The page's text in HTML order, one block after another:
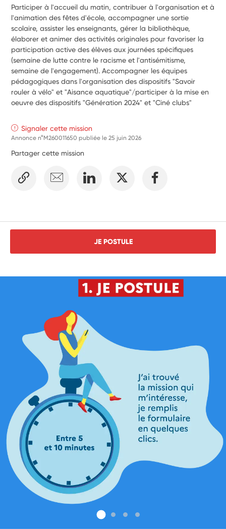
Participer à l'accueil du matin, contribuer à l'organisation et à
l'animation des fêtes d'école, accompagner une sortie
scolaire, assister les enseignants, gérer la bibliothèque,
élaborer et animer des activités originales pour favoriser la
participation active des élèves aux journées spécifiques
(semaine de lutte contre le racisme et l'antisémitisme,
semaine de l'engagement). Accompagner les équipes
pédagogiques dans l'organisation des dispositifs "Savoir
rouler à vélo" et "Aisance aquatique"/participer à la mise en
oeuvre des dispositifs "Génération 2024" et "Ciné clubs"
Signaler cette mission
Annonce n°M260011650 publiée le25 juin 2026
Partager cette mission
JE POSTULE